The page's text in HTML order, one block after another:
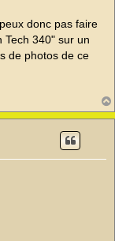
donc pas faire
Tech 340" sur un
de photos de ce